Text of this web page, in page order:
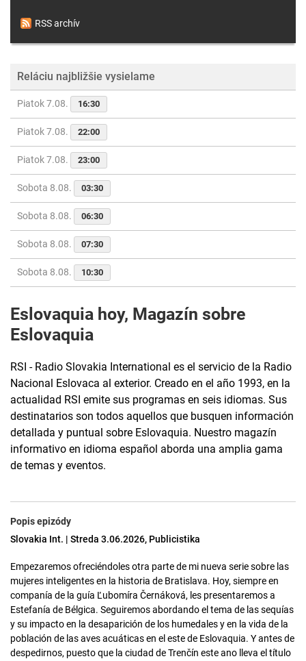
RSS archív
Reláciu najbližšie vysielame
Piatok 7.08. 16:30
Piatok 7.08. 22:00
Piatok 7.08. 23:00
Sobota 8.08. 03:30
Sobota 8.08. 06:30
Sobota 8.08. 07:30
Sobota 8.08. 10:30
Eslovaquia hoy, Magazín sobre
Eslovaquia
RSI - Radio Slovakia International es el servicio de la Radio
Nacional Eslovaca al exterior. Creado en el año 1993, en la
actualidad RSI emite sus programas en seis idiomas. Sus
destinatarios son todos aquellos que busquen información
detallada y puntual sobre Eslovaquia. Nuestro magazín
informativo en idioma español aborda una amplia gama
de temas y eventos.
Popis epizódy
Slovakia Int. | Streda 3.06.2026, Publicistika
Empezaremos ofreciéndoles otra parte de mi nueva serie sobre las
mujeres inteligentes en la historia de Bratislava. Hoy, siempre en
companía de la guía Ľubomíra Černáková, les presentaremos a
Estefanía de Bélgica. Seguiremos abordando el tema de las sequías
y su impacto en la desaparición de los humedales y en la vida de la
población de las aves acuáticas en el este de Eslovaquia. Y antes de
despedirnos, puesto que la ciudad de Trenčín este ano lleva el título